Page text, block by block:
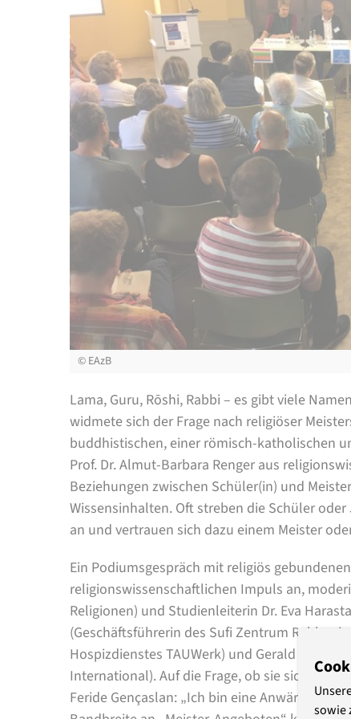
© EAzB
Lama, Guru, Rōshi, Rabbi – es gibt viele
widmete sich der Frage nach religiöser
buddhistischen, einer römisch-katholischen
Prof. Dr. Almut-Barbara Renger aus
Beziehungen zwischen Schüler(in) und
Wissensinhalten. Oft streben die Schüler
an und vertrauen sich dazu einem Meister
Ein Podiumsgespräch mit religiös
religionswissenschaftlichen Impuls an,
Religionen) und Studienleiterin Dr. Eva
(Geschäftsführerin des Sufi Zentrum
Hospizdienstes TAUWerk) und Gerald Seifert
International). Auf die Frage, ob sie sich
Feride Gençaslan: „Ich bin eine Anwärterin
sowie